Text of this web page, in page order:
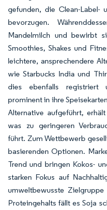
gefunden, die Clean-Label-
bevorzugen.
Mandelmilch und bewirbt
Smoothies, Shakes und
leichtere, ansprechendere
wie Starbucks India und
dies ebenfalls registriert
prominent in ihre
Alternative aufgeführt,
was zu geringeren
führt. Zum Wettbewerb
basierenden Optionen.
Trend und bringen Kokos-
starken Fokus auf
umweltbewusste
Proteingehalts fällt es Soja